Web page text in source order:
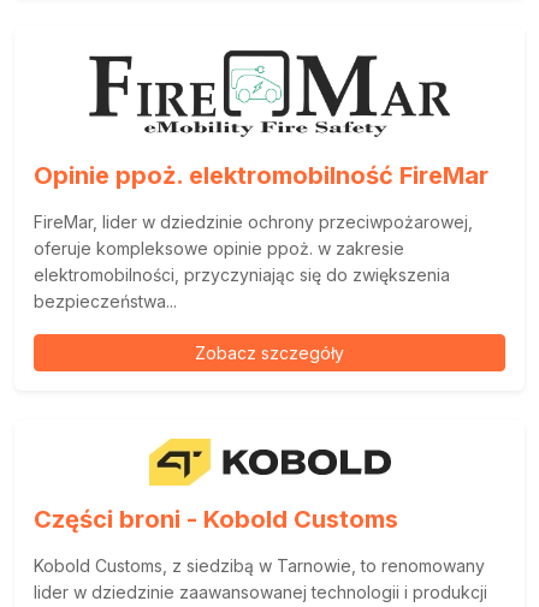
Opinie ppoż. elektromobilność FireMar
FireMar, lider w dziedzinie ochrony przeciwpożarowej,
oferuje kompleksowe opinie ppoż. w zakresie
elektromobilności, przyczyniając się do zwiększenia
bezpieczeństwa...
Zobacz szczegóły
Części broni - Kobold Customs
Kobold Customs, z siedzibą w Tarnowie, to renomowany
lider w dziedzinie zaawansowanej technologii i produkcji